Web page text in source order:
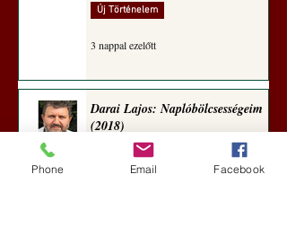
Új Történelem
3 nappal ezelőtt
Darai Lajos: Naplóbölcsességeim
(2018)
Phone Email Facebook